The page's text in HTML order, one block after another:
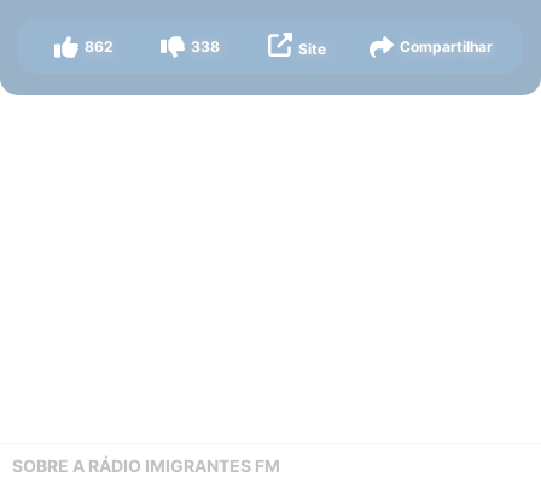
862 338 Site Compartilhar
SOBRE A RÁDIO IMIGRANTES FM